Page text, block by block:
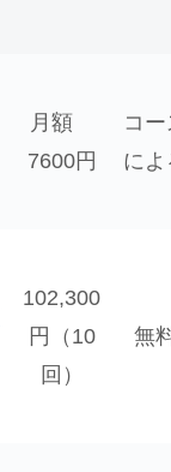
月額
7600円
コー
によ
102,300
円（10
回）
無